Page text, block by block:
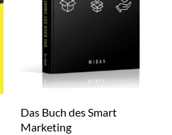
Das Buch des Smart
Marketing